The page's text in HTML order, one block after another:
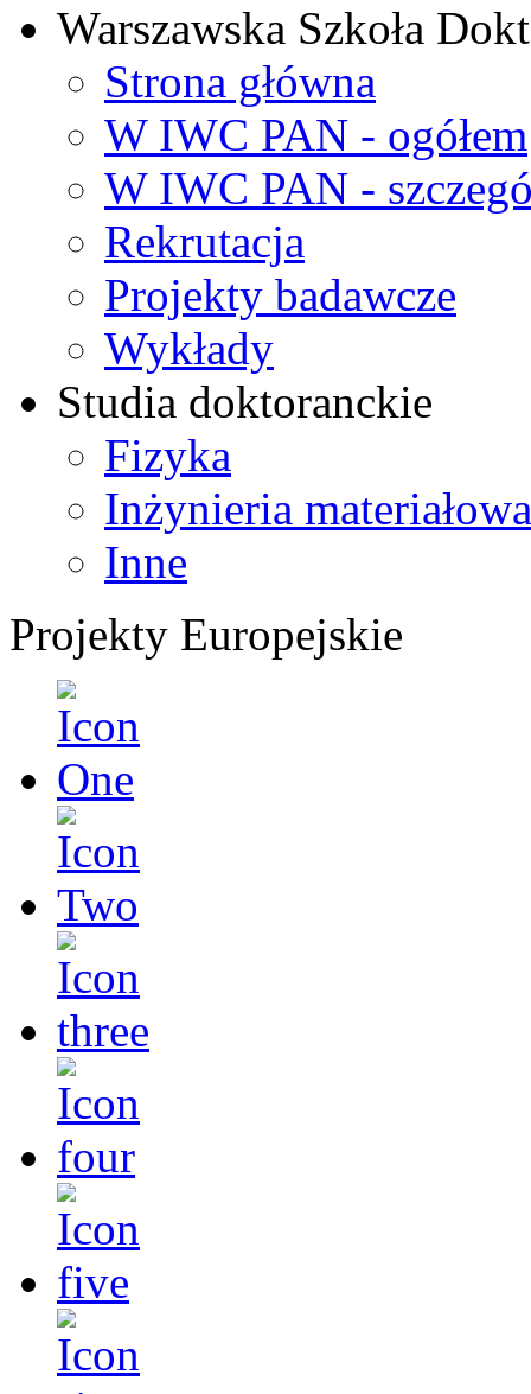
Warszawska Szkoła
Strona główna
W IWC PAN - ogółem
W IWC PAN -
Rekrutacja
Projekty badawcze
Wykłady
Studia doktoranckie
Fizyka
Inżynieria materiałowa
Inne
Projekty Europejskie